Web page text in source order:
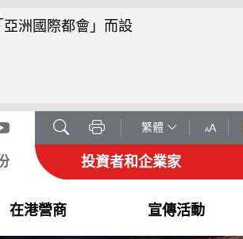
洲國際都會」而設
繁體 AA
投資者和企業家
在港營商 宣傳活動